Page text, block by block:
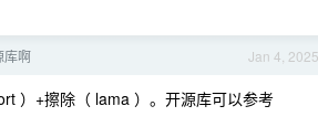
Jan 4, 2025
库啊
）+擦除（ lama ）。开源库可以参考